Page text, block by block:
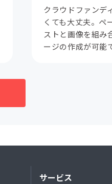
クラウドファンデ
くても大丈夫。ペ
ストと画像を組み
ージの作成が可能
サービス